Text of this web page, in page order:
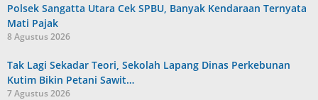
Polsek Sangatta Utara Cek SPBU, Banyak Kendaraan Ternyata
Mati Pajak
8 Agustus 2026
Tak Lagi Sekadar Teori, Sekolah Lapang Dinas Perkebunan
Kutim Bikin Petani Sawit…
7 Agustus 2026